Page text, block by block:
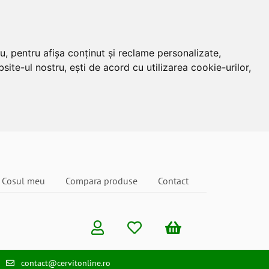
pentru afișa conținut și reclame personalizate,
ul nostru, ești de acord cu utilizarea cookie-urilor,
Cosul meu Compara produse Contact
contact@cervitonline.ro